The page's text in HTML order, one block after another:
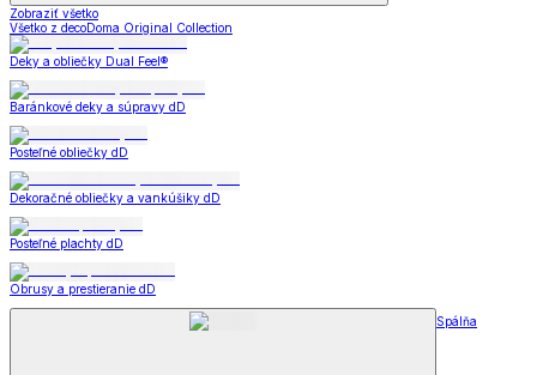
Zobraziť všetko
Všetko z decoDoma Original Collection
Deky a obliečky Dual Feel®
Baránkové deky a súpravy dD
Posteľné obliečky dD
Dekoračné obliečky a vankúšiky dD
Posteľné plachty dD
Obrusy a prestieranie dD
Spálňa